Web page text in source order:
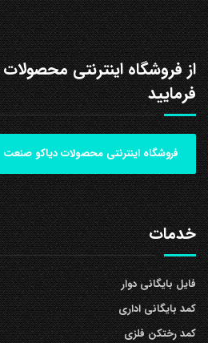
از فروشگاه اینترنتی
فرمایید
فروشگاه اینترنتی محصولات دیاکو صنعت
خدمات
فایل بایگانی دوار
کمد بایگانی اداری
کمد رختکن فلزی